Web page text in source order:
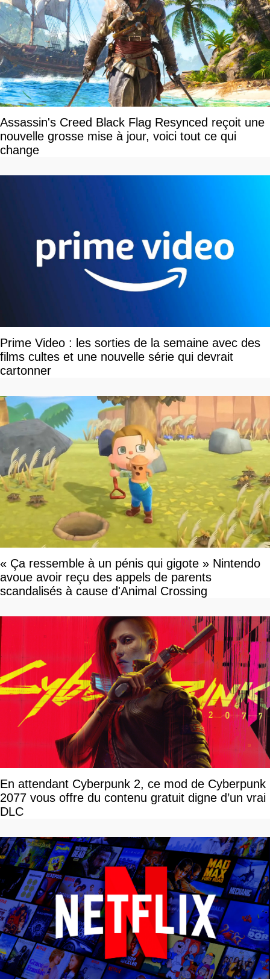
Assassin's Creed Black Flag Resynced reçoit une
nouvelle grosse mise à jour, voici tout ce qui
change
Prime Video : les sorties de la semaine avec des
films cultes et une nouvelle série qui devrait
cartonner
« Ça ressemble à un pénis qui gigote » Nintendo
avoue avoir reçu des appels de parents
scandalisés à cause d'Animal Crossing
En attendant Cyberpunk 2, ce mod de Cyberpunk
2077 vous offre du contenu gratuit digne d’un vrai
DLC